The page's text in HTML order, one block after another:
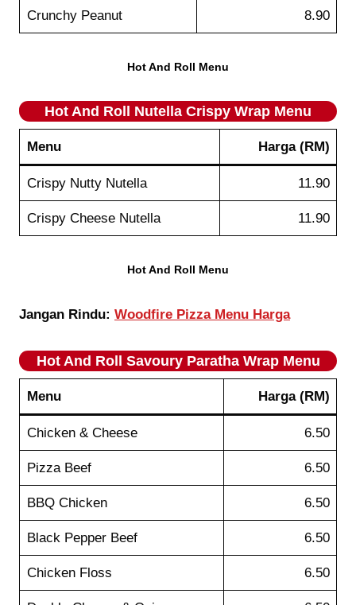
Crunchy Peanut 8.90
Hot And Roll Menu
Hot And Roll Nutella Crispy Wrap Menu
Menu Harga (RM)
Crispy Nutty Nutella 11.90
Crispy Cheese Nutella 11.90
Hot And Roll Menu
Jangan Rindu: Woodfire Pizza Menu Harga
Hot And Roll Savoury Paratha Wrap Menu
Menu Harga (RM)
Chicken & Cheese 6.50
Pizza Beef 6.50
BBQ Chicken 6.50
Black Pepper Beef 6.50
Chicken Floss 6.50